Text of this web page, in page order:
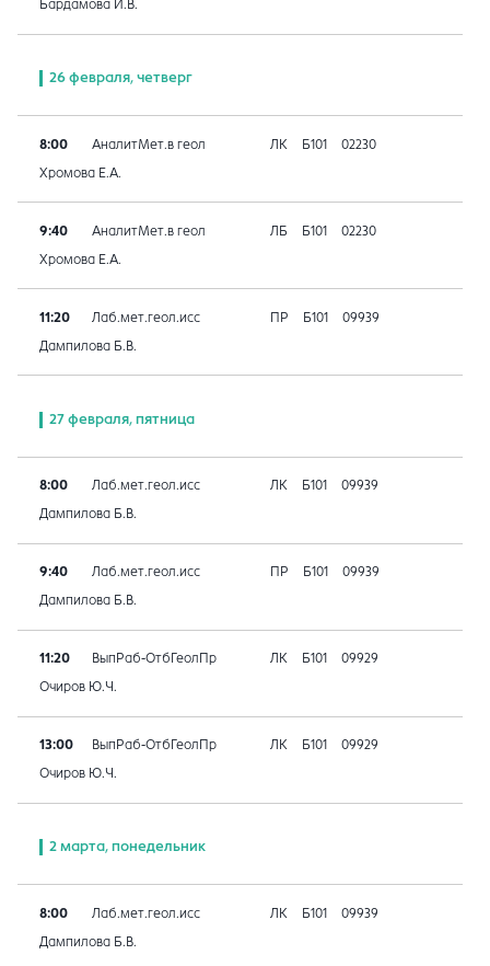
Бардамова И.В.
26 февраля, четверг
8:00 АналитМет.в геол ЛК Б101 02230
Хромова Е.А.
9:40 АналитМет.в геол ЛБ Б101 02230
Хромова Е.А.
11:20 Лаб.мет.геол.исс ПР Б101 09939
Дампилова Б.В.
27 февраля, пятница
8:00 Лаб.мет.геол.исс ЛК Б101 09939
Дампилова Б.В.
9:40 Лаб.мет.геол.исс ПР Б101 09939
Дампилова Б.В.
11:20 ВыпРаб-ОтбГеолПр ЛК Б101 09929
Очиров Ю.Ч.
13:00 ВыпРаб-ОтбГеолПр ЛК Б101 09929
Очиров Ю.Ч.
2 марта, понедельник
8:00 Лаб.мет.геол.исс ЛК Б101 09939
Дампилова Б.В.